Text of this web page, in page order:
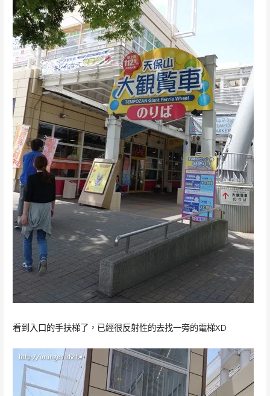
看到入口的手扶梯了，已經很反射性的去找一旁的電梯XD